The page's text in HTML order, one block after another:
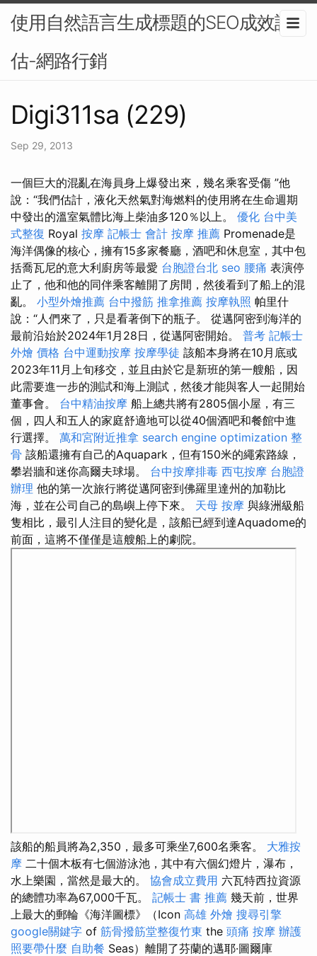
使用自然語言生成標題的SEO成效評
估-網路行銷
Digi311sa (229)
Sep 29, 2013
一個巨大的混亂在海員身上爆發出來，幾名乘客受傷 ”他
說：“我們估計，液化天然氣對海燃料的使用將在生命週期
中發出的溫室氣體比海上柴油多120％以上。 優化 台中美
式整復 Royal 按摩 記帳士 會計 按摩 推薦 Promenade是
海洋偶像的核心，擁有15多家餐廳，酒吧和休息室，其中包
括喬瓦尼的意大利廚房等最愛 台胞證台北 seo 腰痛 表演停
止了，他和他的同伴乘客離開了房間，然後看到了船上的混
亂。 小型外燴推薦 台中撥筋 推拿推薦 按摩執照 帕里什
說：“人們來了，只是看著倒下的瓶子。 從邁阿密到海洋的
最前沿始於2024年1月28日，從邁阿密開始。 普考 記帳士
外燴 價格 台中運動按摩 按摩學徒 該船本身將在10月底或
2023年11月上旬移交，並且由於它是新班的第一艘船，因
此需要進一步的測試和海上測試，然後才能與客人一起開始
董事會。 台中精油按摩 船上總共將有2805個小屋，有三
個，四人和五人的家庭舒適地可以從40個酒吧和餐館中進
行選擇。 萬和宮附近推拿 search engine optimization 整
骨 該船還擁有自己的Aquapark，但有150米的繩索路線，
攀岩牆和迷你高爾夫球場。 台中按摩排毒 西屯按摩 台胞證
辦理 他的第一次旅行將從邁阿密到佛羅里達州的加勒比
海，並在公司自己的島嶼上停下來。 天母 按摩 與綠洲級船
隻相比，最引人注目的變化是，該船已經到達Aquadome的
前面，這將不僅僅是這艘船上的劇院。
該船的船員將為2,350，最多可乘坐7,600名乘客。 大雅按
摩 二十個木板有七個游泳池，其中有六個幻燈片，瀑布，
水上樂園，當然是最大的。 協會成立費用 六瓦特西拉資源
的總體功率為67,000千瓦。 記帳士 書 推薦 幾天前，世界
上最大的郵輪《海洋圖標》（Icon 高雄 外燴 搜尋引擎
google關鍵字 of 筋骨撥筋堂整復竹東 the 頭痛 按摩 辦護
照要帶什麼 自助餐 Seas）離開了芬蘭的邁耶·圖爾庫